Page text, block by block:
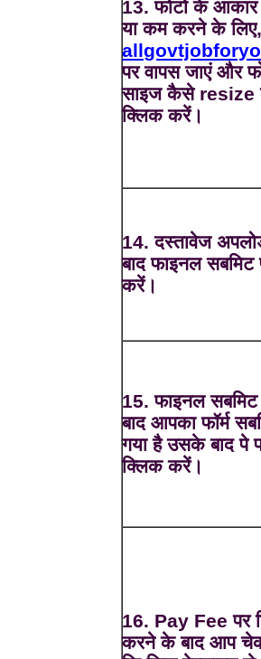
13. फोटो के आकार
या कम करने के लिए,
पर वापस जाएं और
साइज कैसे resize
क्लिक करें।
14. दस्तावेज
बाद फाइनल सबमिट
करें।
15. फाइनल
बाद आपका फॉर्म
गया है उसके बाद पे
क्लिक करें।
16. Pay Fee पर
करने के बाद आप